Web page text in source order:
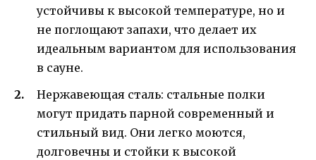
устойчивы к высокой температуре, но и
не поглощают запахи, что делает их
идеальным вариантом для использования
в сауне.
Нержавеющая сталь: стальные полки
могут придать парной современный и
стильный вид. Они легко моются,
долговечны и стойки к высокой